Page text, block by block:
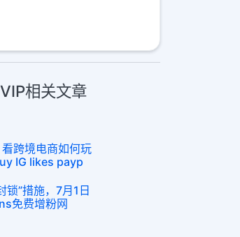
相关文章
跨境电商如何玩
IG likes payp
锁”措施，7月1日
免费增粉网